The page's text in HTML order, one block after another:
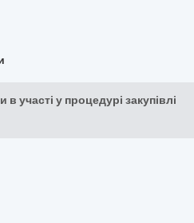
участі у процедурі закупівлі